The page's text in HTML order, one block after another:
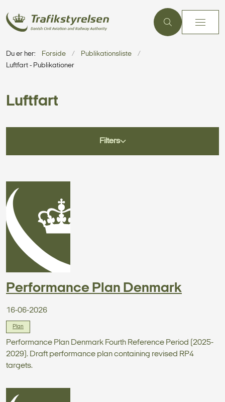
Du er her: Forside
Publikationsliste
Luftfart - Publikationer
Luftfart
Filters
Performance Plan Denmark
16-06-2026
Plan
Performance Plan Denmark Fourth Reference Period (2025-
2029). Draft performance plan containing revised RP4
targets.